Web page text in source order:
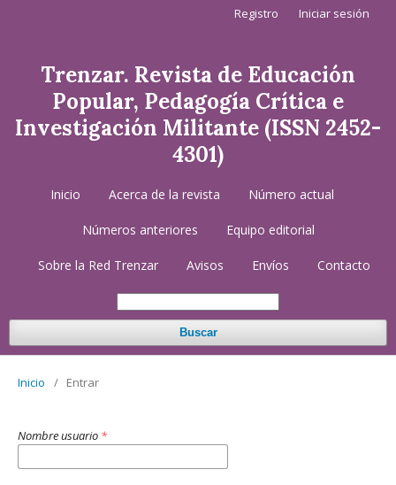
Trenzar. Revista de Educación
Popular, Pedagogía Crítica e
Investigación Militante (ISSN 2452-
4301)
Inicio Acerca de la revista Número actual
Números anteriores Equipo editorial
Sobre la Red Trenzar Avisos Envíos Contacto
Buscar
Registro Iniciar sesión
Inicio / Entrar
Nombre usuario *